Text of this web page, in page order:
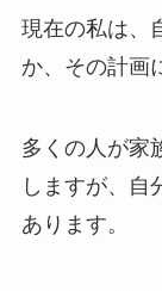
現在の私は、
か、その計画
多くの人が家
しますが、自
あります。